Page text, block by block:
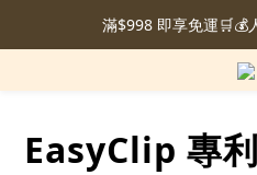
滿$998 即享免運🛒💰
EasyClip 專